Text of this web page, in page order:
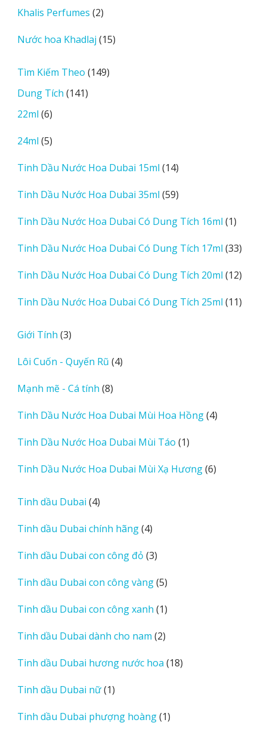
phẩm
Khalis Perfumes 22
phẩm
Nước hoa Khadlaj 1515
Tìm Kiếm Theo 149149
Dung Tích 141141
22ml 66
phẩm
24ml 55
phẩm
Tinh Dầu Nước Hoa Dubai 15ml 1414
phẩm
Tinh Dầu Nước Hoa Dubai 35ml 5959
phẩm
Tinh Dầu Nước Hoa Dubai Có Dung Tích 16ml 11
phẩm
Tinh Dầu Nước Hoa Dubai Có Dung Tích 17ml 3333
phẩm
Tinh Dầu Nước Hoa Dubai Có Dung Tích 20ml 1212
phẩm
Tinh Dầu Nước Hoa Dubai Có Dung Tích 25ml 1111
Giới Tính 33
phẩm
Lôi Cuốn - Quyến Rũ 44
Mạnh mẽ - Cá tính 88
phẩm
Tinh Dầu Nước Hoa Dubai Mùi Hoa Hồng 44
Tinh Dầu Nước Hoa Dubai Mùi Táo 11
phẩm
Tinh Dầu Nước Hoa Dubai Mùi Xạ Hương 66
Tinh dầu Dubai 44
phẩm
Tinh dầu Dubai chính hãng 44
phẩm
Tinh dầu Dubai con công đỏ 33
phẩm
Tinh dầu Dubai con công vàng 55
phẩm
Tinh dầu Dubai con công xanh 11
phẩm
Tinh dầu Dubai dành cho nam 22
phẩm
Tinh dầu Dubai hương nước hoa 1818
Tinh dầu Dubai nữ 11
phẩm
Tinh dầu Dubai phượng hoàng 11